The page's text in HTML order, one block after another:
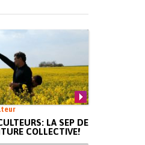
LA SEP DE
COLLECTIVE!